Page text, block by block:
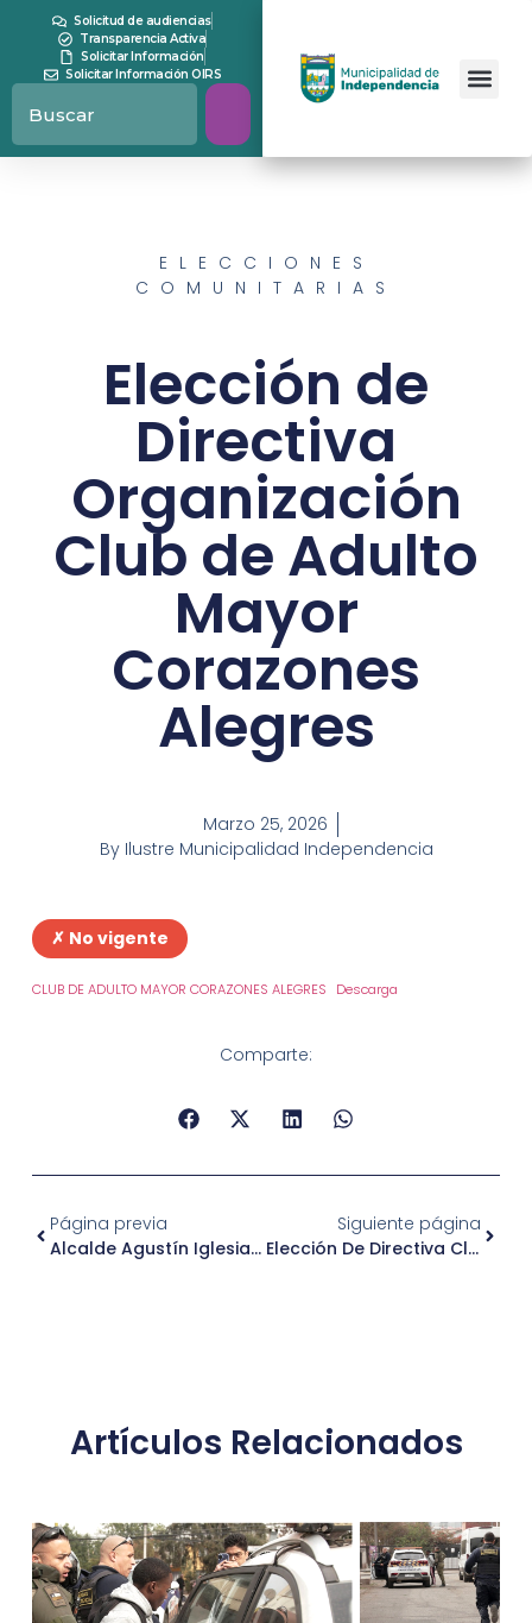
Solicitud de audiencias
Transparencia Activa
Solicitar Información
Solicitar Información OIRS
ELECCIONES
COMUNITARIAS
Elección de
Directiva
Organización
Club de Adulto
Mayor
Corazones
Alegres
Marzo 25, 2026
ByIlustre Municipalidad Independencia
✗ No vigente
CLUB DE ADULTO MAYOR CORAZONES ALEGRES Descarga
Comparte:
Página previa
Alcalde Agustín Iglesias Y Ministro Poduje Coordinan Acciones Para Impulsar Proyectos Habitacionales Y Recuperación Urbana En Independ...
Siguiente página
Elección De Directiva Club De Adulto Mayor Nuestra Señora Del Rosario
Artículos Relacionados